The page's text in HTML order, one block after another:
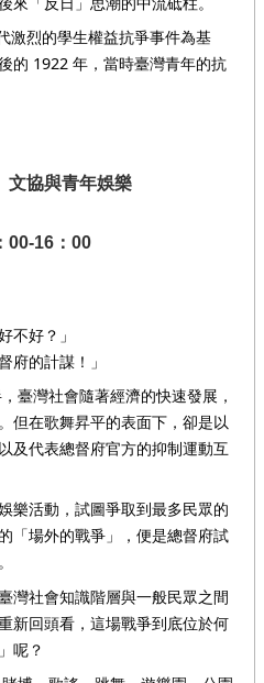
激烈的學生權益抗爭事件為基
的 1922 年，當時臺灣青年的抗
文協與青年娛樂
00-16：00
不好？」
府的計謀！」
臺灣社會隨著經濟的快速發展，
但在歌舞昇平的表面下，卻是以
及代表總督府官方的抑制運動互
樂活動，試圖爭取到最多民眾的
「場外的戰爭」，便是總督府試
灣社會知識階層與一般民眾之間
新回頭看，這場戰爭到底位於何
呢？